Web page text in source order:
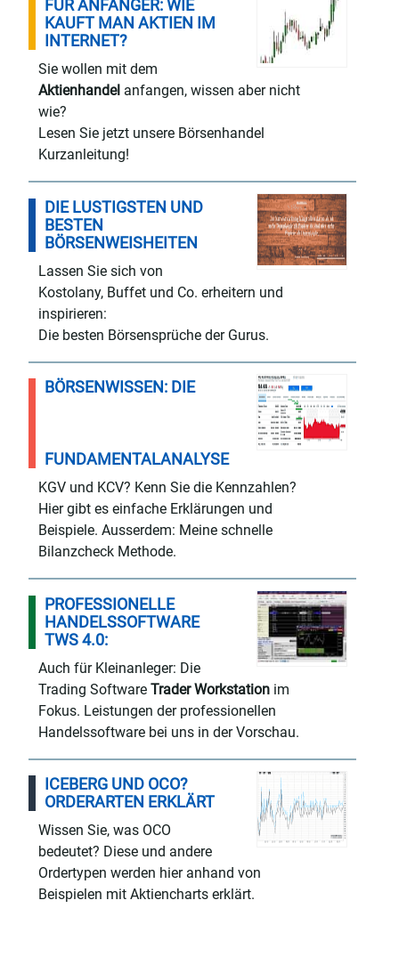
FÜR ANFÄNGER: WIE
KAUFT MAN AKTIEN IM
INTERNET?
Sie wollen mit dem
Aktienhandel anfangen, wissen aber nicht
wie?
Lesen Sie jetzt unsere Börsenhandel
Kurzanleitung!
DIE LUSTIGSTEN UND
BESTEN
BÖRSENWEISHEITEN
Lassen Sie sich von
Kostolany, Buffet und Co. erheitern und
inspirieren:
Die besten Börsensprüche der Gurus.
BÖRSENWISSEN: DIE
FUNDAMENTALANALYSE
KGV und KCV? Kenn Sie die Kennzahlen?
Hier gibt es einfache Erklärungen und
Beispiele. Ausserdem: Meine schnelle
Bilanzcheck Methode.
PROFESSIONELLE
HANDELSSOFTWARE
TWS 4.0:
Auch für Kleinanleger: Die
Trading SoftwareTrader Workstation im
Fokus. Leistungen der professionellen
Handelssoftware bei uns in der Vorschau.
ICEBERG UND OCO?
ORDERARTEN ERKLÄRT
Wissen Sie, was OCO
bedeutet? Diese und andere
Ordertypen werden hier anhand von
Beispielen mit Aktiencharts erklärt.